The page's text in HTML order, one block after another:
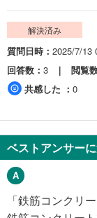
解決済み
質問日時
2025/7/13
回答数
3 閲覧
共感した
0
ベストアンサー
「鉄筋コンクリ